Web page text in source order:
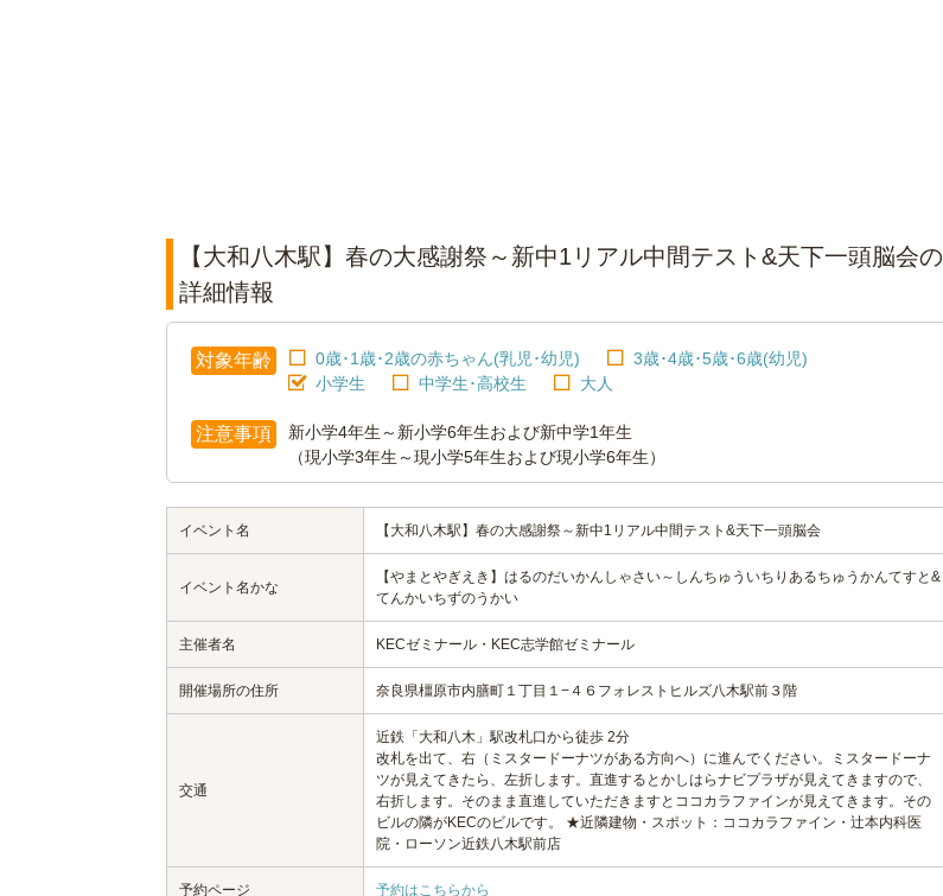
【大和八木駅】春の大感謝祭～新中1リアル中間テスト&天下一頭脳会の
詳細情報
対象年齢 0歳･1歳･2歳の赤ちゃん(乳児･幼児)
3歳･4歳･5歳･6歳(幼児)
小学生
中学生･高校生 大人
注意事項
新小学4年生～新小学6年生および新中学1年生
（現小学3年生～現小学5年生および現小学6年生）
イベント名 【大和八木駅】春の大感謝祭～新中1リアル中間テスト&天下一頭脳会
イベント名かな
【やまとやぎえき】はるのだいかんしゃさい～しんちゅういちりあるちゅうかんてすと&
てんかいちずのうかい
主催者名 KECゼミナール・KEC志学館ゼミナール
開催場所の住所 奈良県橿原市内膳町１丁目１−４６フォレストヒルズ八木駅前３階
交通
近鉄「大和八木」駅改札口から徒歩 2分
改札を出て、右（ミスタードーナツがある方向へ）に進んでください。ミスタードーナ
ツが見えてきたら、左折します。直進するとかしはらナビプラザが見えてきますので、
右折します。そのまま直進していただきますとココカラファインが見えてきます。その
ビルの隣がKECのビルです。 ★近隣建物・スポット：ココカラファイン・辻本内科医
院・ローソン近鉄八木駅前店
予約ページ 予約はこちらから